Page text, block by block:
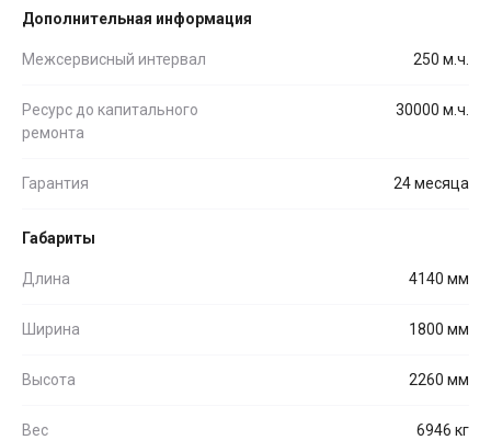
Дополнительная информация
Межсервисный интервал 250 м.ч.
Ресурс до капитального
ремонта
30000 м.ч.
Гарантия 24 месяца
Габариты
Длина 4140 мм
Ширина 1800 мм
Высота 2260 мм
Вес 6946 кг